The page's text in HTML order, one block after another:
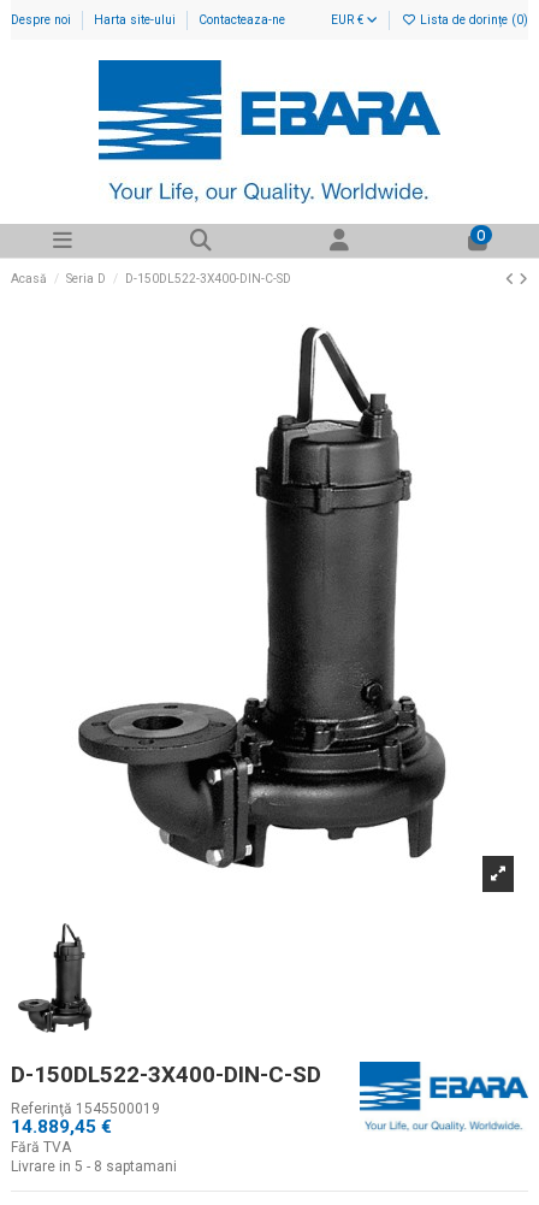
Despre noi Harta site-ului Contacteaza-ne EUR € Lista de dorințe (0)
0
Acasă Seria D D-150DL522-3X400-DIN-C-SD
D-150DL522-3X400-DIN-C-SD
Referinţă 1545500019
14.889,45 €
Fără TVA
Livrare in 5 - 8 saptamani